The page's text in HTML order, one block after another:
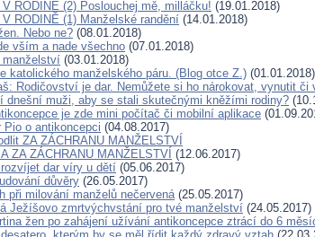
V RODINĚ (2) Poslouchej mě, milláčku! (19.01.2018)
V RODINĚ (1) Manželské randění (14.01.2018)
Nebo ne? (08.01.2018)
vším a nade všechno (07.01.2018)
(03.01.2018)
katolického manželského páru. (Blog otce Z.) (01.01.2018)
Rodičovství je dar. Nemůžete si ho nárokovat, vynutit či
dnešní muži, aby se stali skutečnými kněžími rodiny?
je zde mini počítač či mobilní aplikace
Pio o antikoncepci (04.08.2017)
ZA ZÁCHRANU MANŽELSTVÍ
ZA ZÁCHRANU MANŽELSTVÍ (12.06.2017)
dar víry u dětí (05.06.2017)
důvěry (26.05.2017)
při milování manželů nečervená(25.05.2017)
Ježíšovo zmrtvýchvstání pro tvé manželství (24.05.2017)
žen po zahájení užívání antikoncepce ztrácí do 6